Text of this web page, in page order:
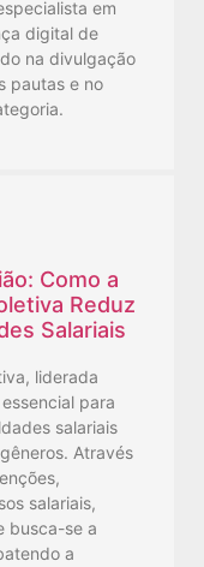
em
digital de
na divulgação
pautas e no
Como a
Reduz
Salariais
liderada
para
salariais
Através
salariais,
busca-se a
a